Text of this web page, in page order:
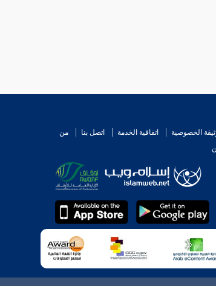
الخصوصية اتفاقية الخدمة اتصل بنا
من